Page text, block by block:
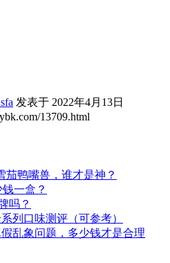
发表于 2022年4月13日
13709.html
茄鸭嘴兽，谁才是神？
一盒？
吗？
列口味测评（可参考）
乱象问题，多少钱才是合理